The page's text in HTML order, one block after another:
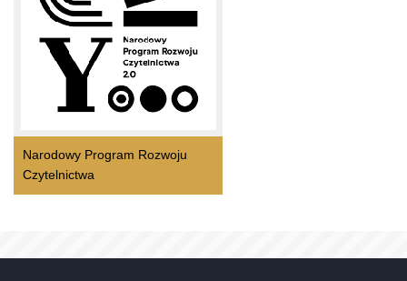
Narodowy Program Rozwoju
Czytelnictwa